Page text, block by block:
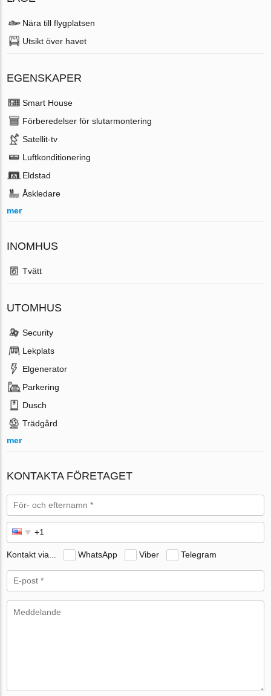
Nära till flygplatsen
Utsikt över havet
EGENSKAPER
Smart House
Förberedelser för slutarmontering
Satellit-tv
Luftkonditionering
Eldstad
Åskledare
mer
INOMHUS
Tvätt
UTOMHUS
Security
Lekplats
Elgenerator
Parkering
Dusch
Trädgård
mer
KONTAKTA FÖRETAGET
Kontakt via... WhatsApp Viber Telegram